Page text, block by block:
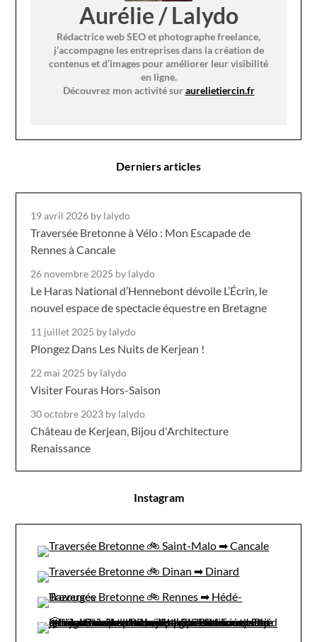
Aurélie / Lalydo
Rédactrice web SEO et photographe freelance,
j’accompagne les entreprises dans la création de
contenus et d’images pour améliorer leur visibilité
en ligne.
Découvrez mon activité suraurelietiercin.fr
Derniers articles
19 avril 2026 by lalydo
Traversée Bretonne à Vélo : Mon Escapade de
Rennes à Cancale
26 novembre 2025 by lalydo
Le Haras National d’Hennebont dévoile L’Écrin, le
nouvel espace de spectacle équestre en Bretagne
11 juillet 2025 by lalydo
Plongez Dans Les Nuits de Kerjean !
22 mai 2025 by lalydo
Visiter Fouras Hors-Saison
30 octobre 2023 by lalydo
Château de Kerjean, Bijou d'Architecture
Renaissance
Instagram